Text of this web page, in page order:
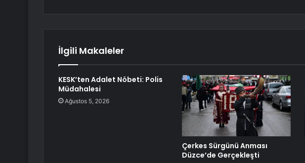
İlgili Makaleler
KESK’ten Adalet Nöbeti: Polis
Müdahalesi
Ağustos 5, 2026
Çerkes Sürgünü Anması
Düzce’de Gerçekleşti